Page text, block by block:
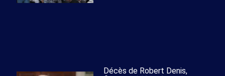
Décès de Robert Denis,